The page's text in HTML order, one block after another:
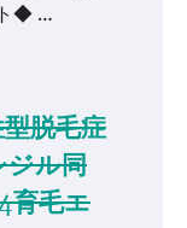
◆ …
脱毛症
ル同
育毛エ